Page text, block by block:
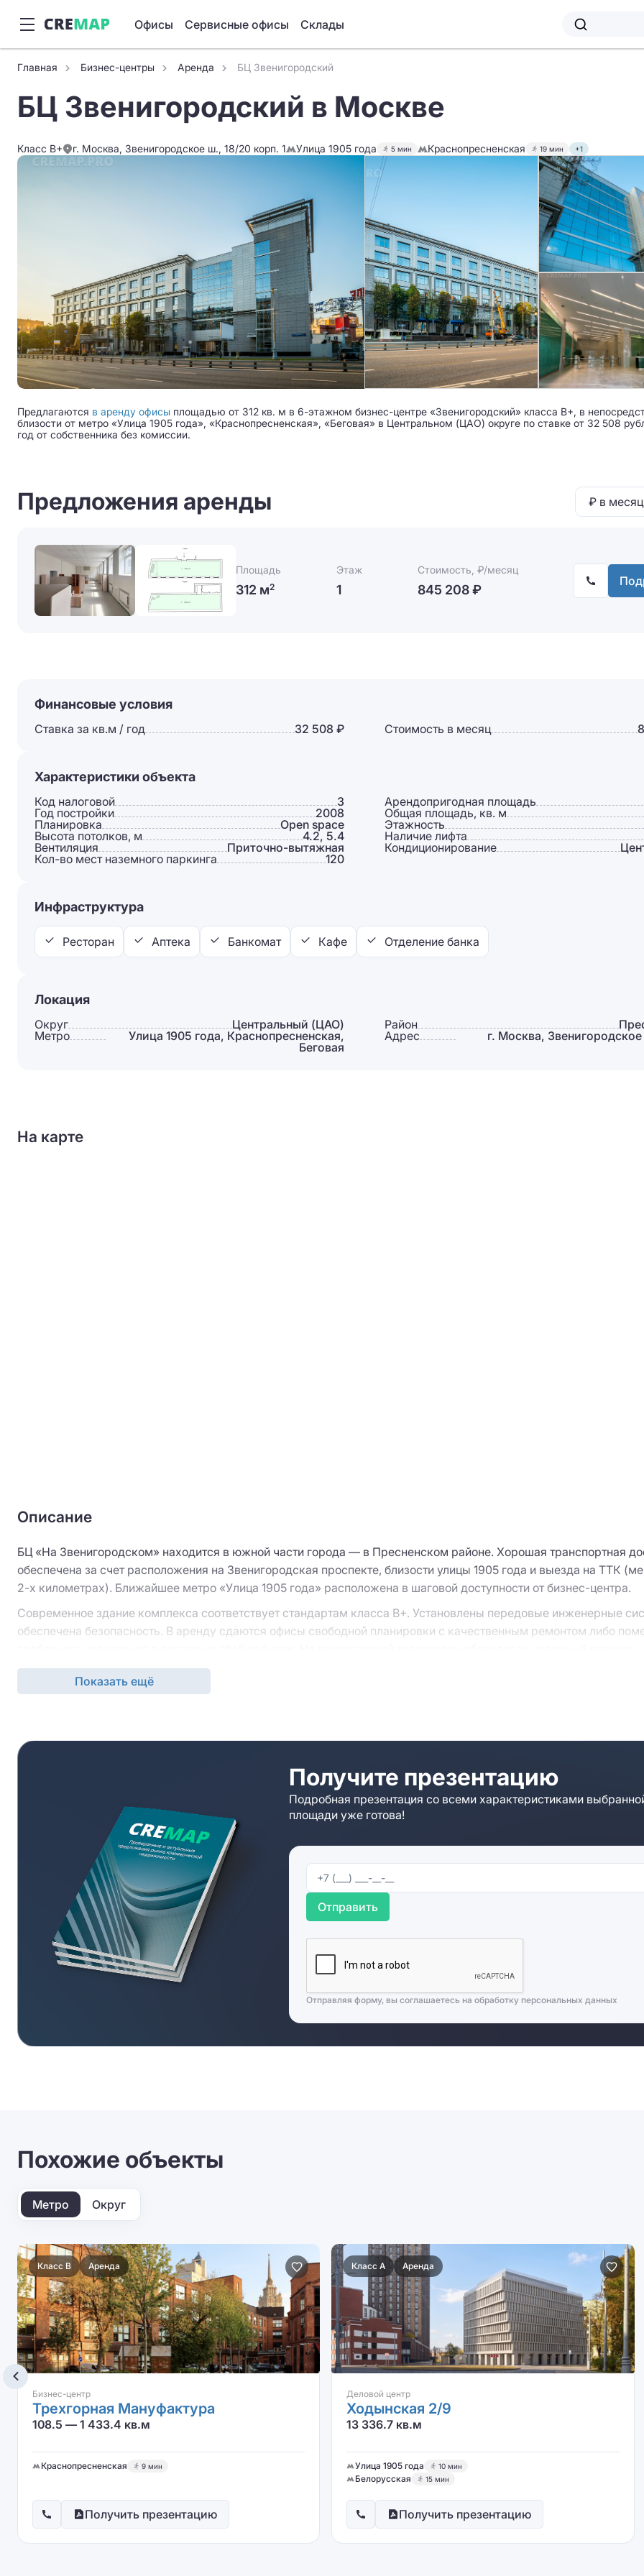
Офисы Сервисные офисы Склады
Главная Бизнес-центры Аренда БЦ Звенигородский
БЦ Звенигородский в Москве
Класс B+ г. Москва, Звенигородское ш., 18/20 корп. 1 Улица 1905 года 5 мин Краснопресненская 19 мин +1
Предлагаются в аренду офисы площадью от 312 кв. м в 6-этажном бизнес-центре «Звенигородский» класса B+, в
близости от метро «Улица 1905 года», «Краснопресненская», «Беговая» в Центральном (ЦАО) округе по ставке от 32 508
год от собственника без комиссии.
Предложения аренды ₽ в месяц
Площадь
312 м2
Этаж
1
Стоимость, ₽/месяц
845 208 ₽
Финансовые условия
Ставка за кв.м / год 32 508 ₽ Стоимость в месяц
Характеристики объекта
Код налоговой 3 Арендопригодная площадь
Год постройки
2008 Общая площадь, кв. м
Планировка
Open space Этажность
Высота потолков, м
4.2, 5.4 Наличие лифта
Вентиляция
Приточно-вытяжная Кондиционирование
Кол-во мест наземного паркинга
120
Инфраструктура
Ресторан Аптека Банкомат Кафе Отделение банка
Локация
Округ Центральный (ЦАО) Район
Метро
Улица 1905 года, Краснопресненская,
Беговая
Адрес
г. Москва,
На карте
Описание
БЦ «На Звенигородском» находится в южной части города — в Пресненском районе. Хорошая транспортная
обеспечена за счет расположения на Звенигородская проспекте, близости улицы 1905 года и выезда на ТТК
2-х километрах). Ближайшее метро «Улица 1905 года» расположена в шаговой доступности от бизнес-центра.
Современное здание комплекса соответствует стандартам класса B+. Установлены передовые инженерные
обеспечена безопасность. В аренду сдаются офисы свободной планировки с качественным ремонтом либо
Показать ещё
Получите презентацию
Подробная презентация со всеми характеристиками
площади уже готова!
Отправить
Отправляя форму, вы соглашаетесь на обработку персональных данных
Похожие объекты
Метро Округ
Класс B Аренда
Бизнес-центр
Трехгорная Мануфактура
108.5 — 1 433.4 кв.м
Краснопресненская 9 мин
Получить презентацию
Класс A Аренда
Деловой центр
Ходынская 2/9
13 336.7 кв.м
Улица 1905 года 10 мин
Белорусская 15 мин
Получить презентацию